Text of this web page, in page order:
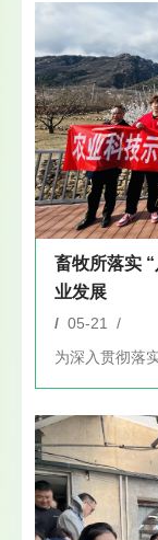
畜牧所落实
业发展
/ 05-21 /